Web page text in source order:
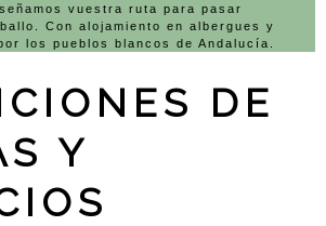
vuestra ruta para pasar
Con alojamiento en albergues y
los pueblos blancos de Andalucía.
DE
Y